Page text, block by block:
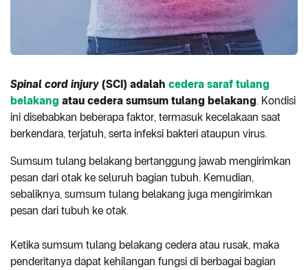
Spinal cord injury (SCI) adalah cedera saraf tulang
belakang atau cedera sumsum tulang belakang. Kondisi
ini disebabkan beberapa faktor, termasuk kecelakaan saat
berkendara, terjatuh, serta infeksi bakteri ataupun virus.
Sumsum tulang belakang bertanggung jawab mengirimkan
pesan dari otak ke seluruh bagian tubuh. Kemudian,
sebaliknya, sumsum tulang belakang juga mengirimkan
pesan dari tubuh ke otak.
Ketika sumsum tulang belakang cedera atau rusak, maka
penderitanya dapat kehilangan fungsi di berbagai bagian